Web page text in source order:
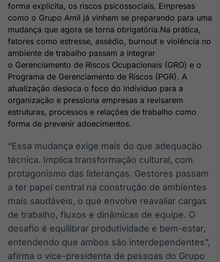
APIs para
conteúdos e
dados
Broadcast
Ticker
Cotações e
headlines de
Broadcast
Componentes
para conteúdos e
funcionalidades
Broadcast
Wallboard
Conteúdos e
displays e telas
forma explícita, os riscos psicossociais. Empresas
como o Grupo Amil já vinham se preparando para uma
mudança que agora se torna obrigatória.Na prática,
fatores como estresse, assédio, burnout e violência no
ambiente de trabalho passam a integrar
o Gerenciamento de Riscos Ocupacionais (GRO) e o
Programa de Gerenciamento de Riscos (PGR). A
atualização desloca o foco do indivíduo para a
organização e pressiona empresas a revisarem
estruturas, processos e relações de trabalho como
forma de prevenir adoecimentos.
“Essa mudança exige mais do que adequação
técnica. Implica transformação cultural, com
protagonismo das lideranças. Gestores passam
a ter papel central na construção de ambientes
mais saudáveis, o que envolve reavaliar cargas
de trabalho, fluxos e dinâmicas de equipe. O
desafio é equilibrar produtividade e bem-estar,
entendendo que ambos são interdependentes”,
afirma o vice-presidente de pessoas do Grupo